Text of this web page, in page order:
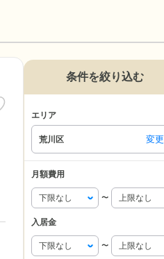
条件を絞り込む
エリア
荒川区 変更
月額費用
〜
入居金
〜